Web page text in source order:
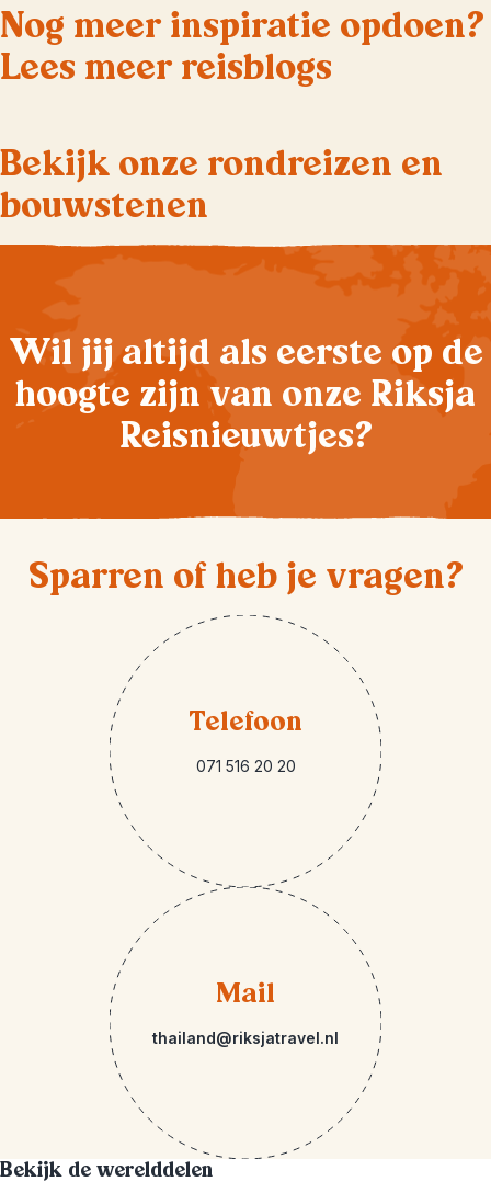
Nog meer inspiratie opdoen?
Lees meer reisblogs
Bekijk onze rondreizen en
bouwstenen
Wil jij altijd als eerste op de
hoogte zijn van onze Riksja
Reisnieuwtjes?
Sparren of heb je vragen?
Telefoon
071 516 20 20
Mail
thailand@riksjatravel.nl
Bekijk de werelddelen